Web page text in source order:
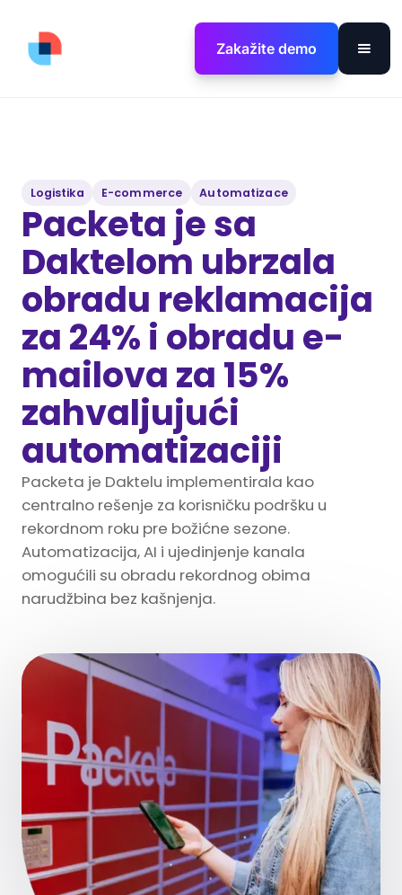
Zakažite demo
Logistika E-commerce Automatizace
Packeta je sa
Daktelom ubrzala
obradu reklamacija
za 24% i obradu e-
mailova za 15%
zahvaljujući
automatizaciji
Packeta je Daktelu implementirala kao
centralno rešenje za korisničku podršku u
rekordnom roku pre božićne sezone.
Automatizacija, AI i ujedinjenje kanala
omogućili su obradu rekordnog obima
narudžbina bez kašnjenja.